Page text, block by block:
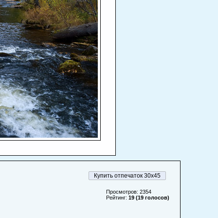
Купить отпечаток 30x45
Просмотров: 2354
Рейтинг: 19 (19 голосов)